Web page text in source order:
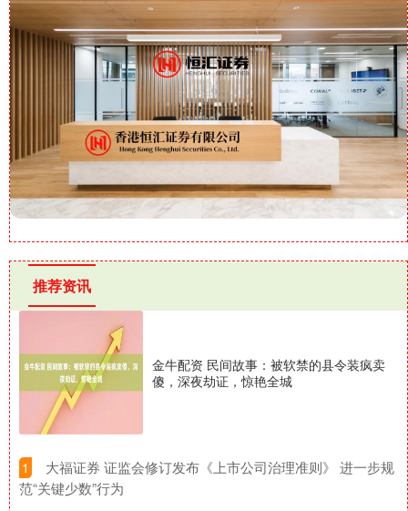
推荐资讯
金牛配资 民间故事：被软禁的县令装疯卖
傻，深夜劫证，惊艳全城
1
​大福证券 证监会修订发布《上市公司治理准则》 进一步规
范“关键少数”行为